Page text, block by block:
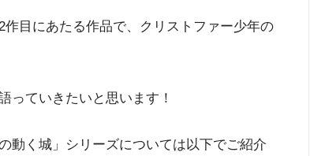
目にあたる作品で、クリストファー少年の
っていきたいと思います！
動く城」シリーズについては以下でご紹介